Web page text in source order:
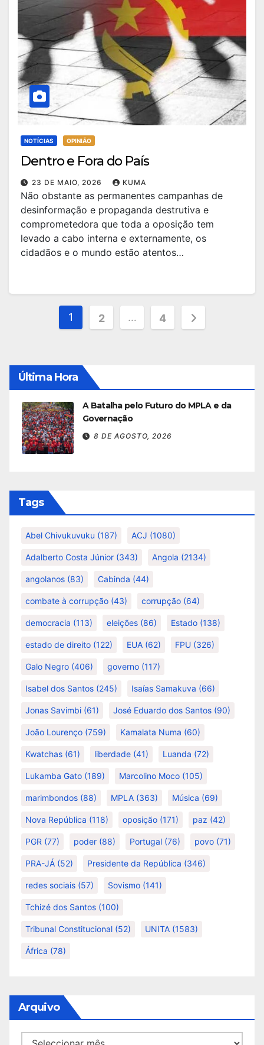
NOTÍCIAS OPINIÃO
Dentro e Fora do País
23 DE MAIO, 2026 KUMA
Não obstante as permanentes campanhas de
desinformação e propaganda destrutiva e
comprometedora que toda a oposição tem
levado a cabo interna e externamente, os
cidadãos e o mundo estão atentos…
Paginação
conteúdos
1 2 … 4
Última Hora
A Batalha pelo Futuro do MPLA e da
Governação
8 DE AGOSTO, 2026
Tags
Abel Chivukuvuku (187) ACJ (1080)
Adalberto Costa Júnior (343) Angola (2134)
angolanos (83) Cabinda (44)
combate à corrupção (43) corrupção (64)
democracia (113) eleições (86) Estado (138)
estado de direito (122) EUA (62) FPU (326)
Galo Negro (406) governo (117)
Isabel dos Santos (245) Isaías Samakuva (66)
Jonas Savimbi (61) José Eduardo dos Santos (90)
João Lourenço (759) Kamalata Numa (60)
Kwatchas (61) liberdade (41) Luanda (72)
Lukamba Gato (189) Marcolino Moco (105)
marimbondos (88) MPLA (363) Música (69)
Nova República (118) oposição (171) paz (42)
PGR (77) poder (88) Portugal (76) povo (71)
PRA-JÁ (52) Presidente da República (346)
redes sociais (57) Sovismo (141)
Tchizé dos Santos (100)
Tribunal Constitucional (52) UNITA (1583)
África (78)
Arquivo
Arquivo